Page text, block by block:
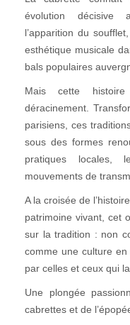
évolution décisive
l’apparition du
esthétique musicale
bals populaires
Mais cette
déracinement.
parisiens, ces
sous des formes
pratiques locales,
mouvements de
A la croisée de
patrimoine vivant, cet
sur la tradition : non
comme une culture
par celles et ceux qui
Une plongée
cabrettes et de